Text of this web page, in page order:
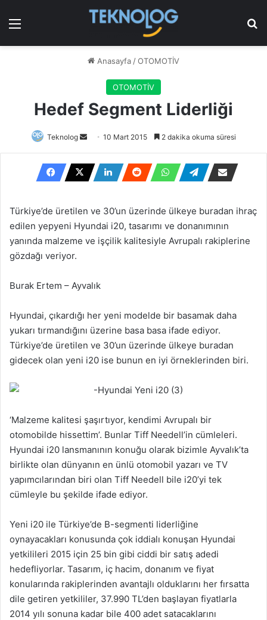
Menü
Anasayfa /OTOMOTİV
OTOMOTİV
Hedef Segment Liderliği
Teknolog
Bir
e-
posta
göndermek
10 Mart 2015 2 dakika okuma süresi
Türkiye’de üretilen ve 30’un üzerinde ülkeye buradan ihraç
edilen yepyeni Hyundai i20, tasarımı ve donanımının
yanında malzeme ve işçilik kalitesiyle Avrupalı rakiplerine
gözdağı veriyor.
Burak Ertem – Ayvalık
Hyundai, çıkardığı her yeni modelde bir basamak daha
yukarı tırmandığını üzerine basa basa ifade ediyor.
Türkiye’de üretilen ve 30’un üzerinde ülkeye buradan
gidecek olan yeni i20 ise bunun en iyi örneklerinden biri.
‘Malzeme kalitesi şaşırtıyor, kendimi Avrupalı bir
otomobilde hissettim’. Bunlar Tiff Needell’in cümleleri.
Hyundai i20 lansmanının konuğu olarak bizimle Ayvalık’ta
birlikte olan dünyanın en ünlü otomobil yazarı ve TV
yapımcılarından biri olan Tiff Needell bile i20’yi tek
cümleyle bu şekilde ifade ediyor.
Yeni i20 ile Türkiye’de B-segmenti liderliğine
oynayacakları konusunda çok iddialı konuşan Hyundai
yetkilileri 2015 için 25 bin gibi ciddi bir satış adedi
hedefliyorlar. Tasarım, iç hacim, donanım ve fiyat
konularında rakiplerinden avantajlı olduklarını her fırsatta
dile getiren yetkililer, 37.990 TL’den başlayan fiyatlarla
2014 yılı sonuna kadar bile 400 adet satacaklarını